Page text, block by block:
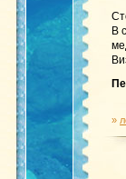
В
»